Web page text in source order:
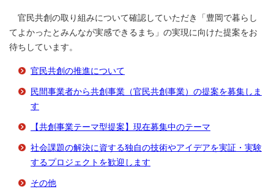
官民共創の取り組みについて確認していただき「豊岡で暮らし
てよかったとみんなが実感できるまち」の実現に向けた提案をお
待ちしています。
官民共創の推進について
民間事業者から共創事業（官民共創事業）の提案を募集しま
す
【共創事業テーマ型提案】現在募集中のテーマ
社会課題の解決に資する独自の技術やアイデアを実証・実験
するプロジェクトを歓迎します
その他